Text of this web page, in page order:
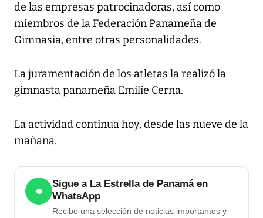
de las empresas patrocinadoras, así como
miembros de la Federación Panameña de
Gimnasia, entre otras personalidades.
La juramentación de los atletas la realizó la
gimnasta panameña Emilíe Cerna.
La actividad continua hoy, desde las nueve de la
mañana.
●
Sigue a La Estrella de Panamá en
WhatsApp
Recibe una selección de noticias importantes y